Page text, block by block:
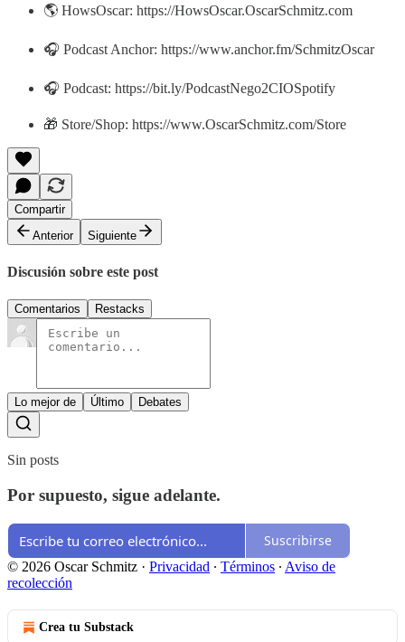
🌎 HowsOscar: https://HowsOscar.OscarSchmitz.com
🎧 Podcast Anchor: https://www.anchor.fm/SchmitzOscar
🎧 Podcast: https://bit.ly/PodcastNego2CIOSpotify
🎁 Store/Shop: https://www.OscarSchmitz.com/Store
Compartir
Anterior
Siguiente
Discusión sobre este post
Comentarios Restacks
Lo mejor de Último Debates
Sin posts
Por supuesto, sigue adelante.
Suscribirse
© 2026 Oscar Schmitz · Privacidad ∙ Términos ∙ Aviso de
recolección
Crea tu Substack